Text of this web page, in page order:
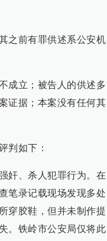
之前有罪供述系公安机
成立；被告人的供述多
证据；本案没有任何其
判如下：
奸、杀人犯罪行为。在
笔录记载现场发现多处
穿胶鞋，但并未制作提
。铁岭市公安局仅将此